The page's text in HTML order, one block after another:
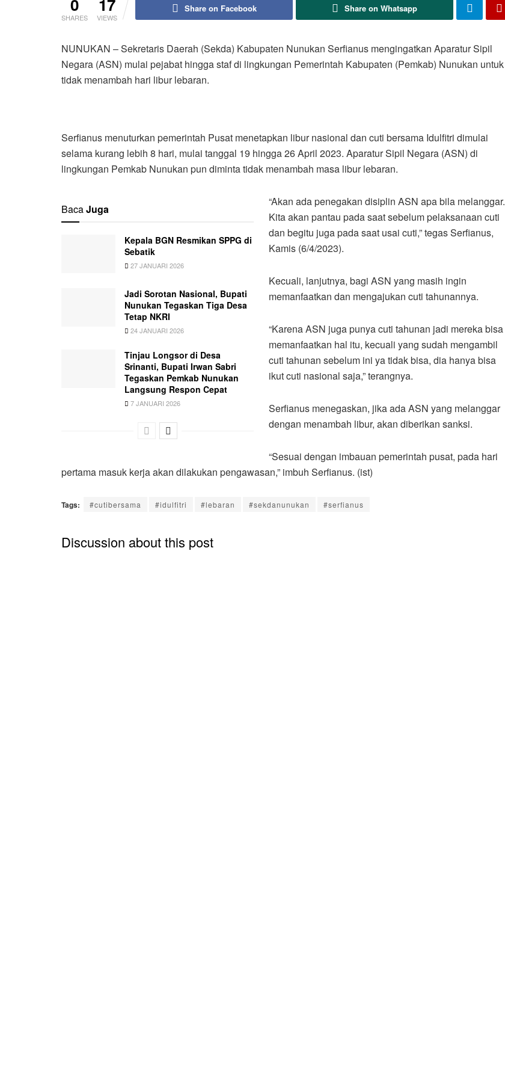
SHARES VIEWS
Share on Facebook Share on Whatsapp
NUNUKAN – Sekretaris Daerah (Sekda) Kabupaten Nunukan Serfianus mengingatkan Aparatur Sipil
Negara (ASN) mulai pejabat hingga staf di lingkungan Pemerintah Kabupaten (Pemkab) Nunukan untuk
tidak menambah hari libur lebaran.
Serfianus menuturkan pemerintah Pusat menetapkan libur nasional dan cuti bersama Idulfitri dimulai
selama kurang lebih 8 hari, mulai tanggal 19 hingga 26 April 2023. Aparatur Sipil Negara (ASN) di
lingkungan Pemkab Nunukan pun diminta tidak menambah masa libur lebaran.
BacaJuga
Kepala BGN Resmikan SPPG di
Sebatik
27 JANUARI 2026
Jadi Sorotan Nasional, Bupati
Nunukan Tegaskan Tiga Desa
Tetap NKRI
24 JANUARI 2026
Tinjau Longsor di Desa
Srinanti, Bupati Irwan Sabri
Tegaskan Pemkab Nunukan
Langsung Respon Cepat
7 JANUARI 2026
“Akan ada penegakan disiplin ASN apa bila melanggar.
Kita akan pantau pada saat sebelum pelaksanaan cuti
dan begitu juga pada saat usai cuti,” tegas Serfianus,
Kamis (6/4/2023).
Kecuali, lanjutnya, bagi ASN yang masih ingin
memanfaatkan dan mengajukan cuti tahunannya.
“Karena ASN juga punya cuti tahunan jadi mereka bisa
memanfaatkan hal itu, kecuali yang sudah mengambil
cuti tahunan sebelum ini ya tidak bisa, dia hanya bisa
ikut cuti nasional saja,” terangnya.
Serfianus menegaskan, jika ada ASN yang melanggar
dengan menambah libur, akan diberikan sanksi.
“Sesuai dengan imbauan pemerintah pusat, pada hari
pertama masuk kerja akan dilakukan pengawasan,” imbuh Serfianus. (ist)
Tags: #cutibersama #idulfitri #lebaran #sekdanunukan #serfianus
Discussion about this post